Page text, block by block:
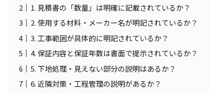
1. 見積書の「数量」は明確に記載されているか？
2. 使用する材料・メーカー名が明記されているか？
3. 工事範囲が具体的に明記されているか？
4. 保証内容と保証年数は書面で提示されているか？
5. 下地処理・見えない部分の説明はあるか？
6. 近隣対策・工程管理の説明があるか？